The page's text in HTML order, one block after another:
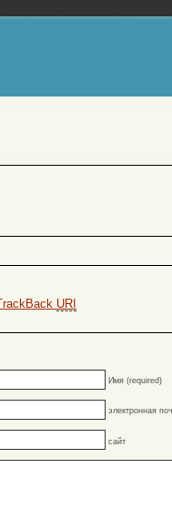
URI
Имя (required)
электронная
сайт